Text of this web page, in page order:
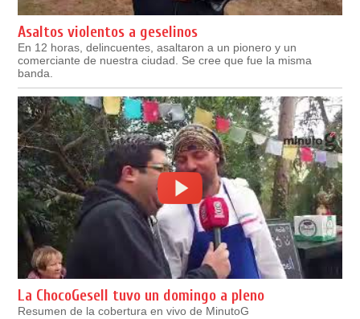
Asaltos violentos a geselinos
En 12 horas, delincuentes, asaltaron a un pionero y un
comerciante de nuestra ciudad. Se cree que fue la misma
banda.
La ChocoGesell tuvo un domingo a pleno
Resumen de la cobertura en vivo de MinutoG